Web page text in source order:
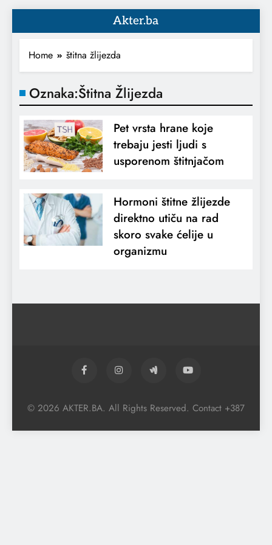
Akter.ba
Home štitna žlijezda
Oznaka:Štitna Žlijezda
Pet vrsta hrane koje
trebaju jesti ljudi s
usporenom štitnjačom
Hormoni štitne žlijezde
direktno utiču na rad
skoro svake ćelije u
organizmu
© 2026 AKTER.BA. All Rights Reserved. Contact +387